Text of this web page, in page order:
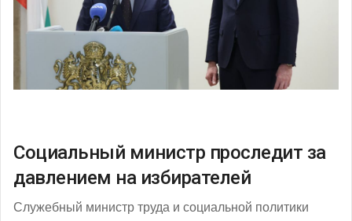
Социальный министр проследит за
давлением на избирателей
Служебный министр труда и социальной политики